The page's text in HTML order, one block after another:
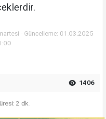
- Güncelleme: 01.03.2025
1406
2 dk.